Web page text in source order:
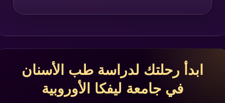
ابدأ رحلتك لدراسة طب الأسنان
في جامعة ليفكا الأوروبية